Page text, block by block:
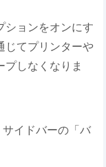
ションをオンにす
じてプリンターや
しなくなりま
サイドバーの「バ